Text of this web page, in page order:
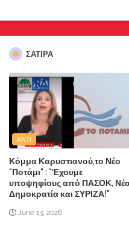
ΣΑΤΙΡΑ
ANTI
Κόμμα Καρυστιανού,το Νέο
"Ποτάμι" : "Έχουμε
υποψηφίους από ΠΑΣΟΚ,
Δημοκρατία και ΣΥΡΙΖΑ!"
June 13, 2026